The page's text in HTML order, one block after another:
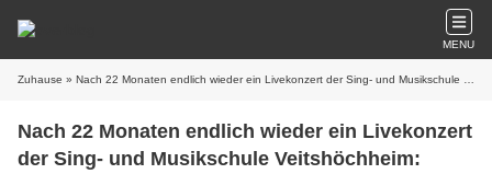
MENU
Zuhause » Nach 22 Monaten endlich wieder ein Livekonzert der Sing- und Musikschule Veitshöchheim: Musik zum Feierabend
Nach 22 Monaten endlich wieder ein Livekonzert
der Sing- und Musikschule Veitshöchheim: